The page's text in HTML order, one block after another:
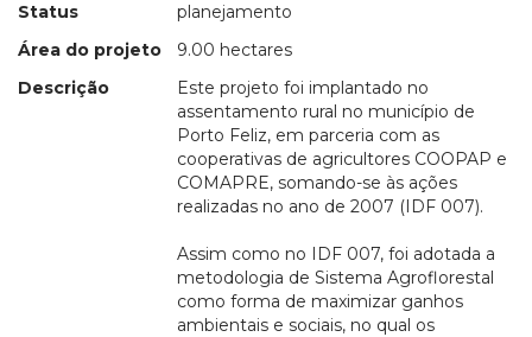
Status
planejamento
Área do projeto
9.00 hectares
Descrição
Este projeto foi implantado no
assentamento rural no município de
Porto Feliz, em parceria com as
cooperativas de agricultores COOPAP e
COMAPRE, somando-se às ações
realizadas no ano de 2007 (IDF 007).
Assim como no IDF 007, foi adotada a
metodologia de Sistema Agroflorestal
como forma de maximizar ganhos
ambientais e sociais, no qual os